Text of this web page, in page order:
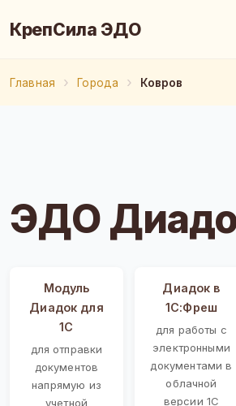
КрепСила ЭДО
Главная Города Ковров
ЭДО
Модуль
Диадок для
1С
для отправки
документов
напрямую из
учетной
Диадок в
1С:Фреш
для работы с
электронными
документами в
облачной
версии 1С